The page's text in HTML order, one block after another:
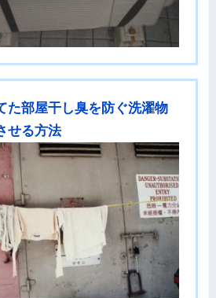
た部屋干し臭を防ぐ洗濯物
せる方法